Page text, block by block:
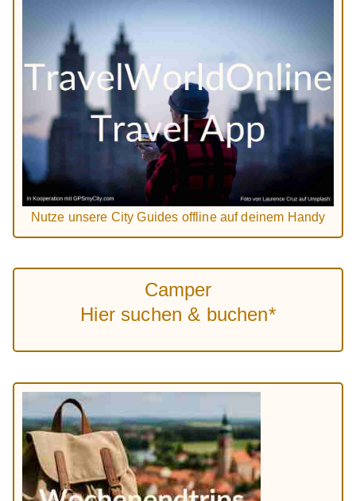
Nutze unsere City Guides offline auf deinem Handy
Camper
Hier suchen & buchen*